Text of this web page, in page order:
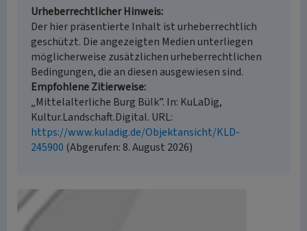
Urheberrechtlicher Hinweis
Der hier präsentierte Inhalt ist urheberrechtlich
geschützt. Die angezeigten Medien unterliegen
möglicherweise zusätzlichen urheberrechtlichen
Bedingungen, die an diesen ausgewiesen sind.
Empfohlene Zitierweise
„Mittelalterliche Burg Bülk”. In: KuLaDig,
Kultur.Landschaft.Digital. URL:
https://www.kuladig.de/Objektansicht/KLD-
245900 (Abgerufen: 8. August 2026)